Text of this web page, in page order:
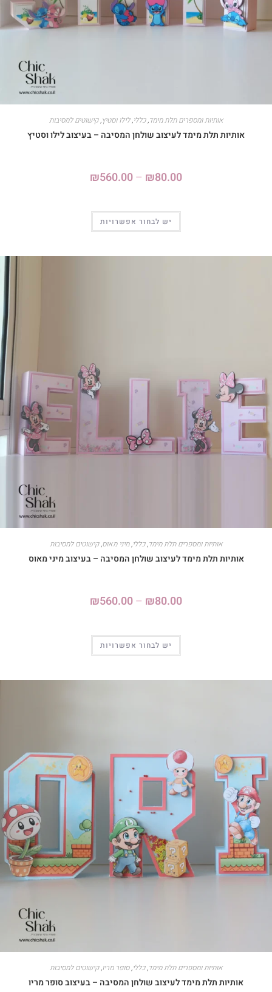
אותיות ומספרים תלת מימד,כללי,לילו וסטיץ,קישוטים למסיבות
אותיות תלת מימד לעיצוב שולחן המסיבה – בעיצוב לילו וסטיץ
₪80.00
–
₪560.00
יש לבחור אפשרויות
אותיות ומספרים תלת מימד,כללי,מיני מאוס,קישוטים למסיבות
אותיות תלת מימד לעיצוב שולחן המסיבה – בעיצוב מיני מאוס
₪80.00
–
₪560.00
יש לבחור אפשרויות
אותיות ומספרים תלת מימד,כללי,סופר מריו,קישוטים למסיבות
אותיות תלת מימד לעיצוב שולחן המסיבה – בעיצוב סופר מריו